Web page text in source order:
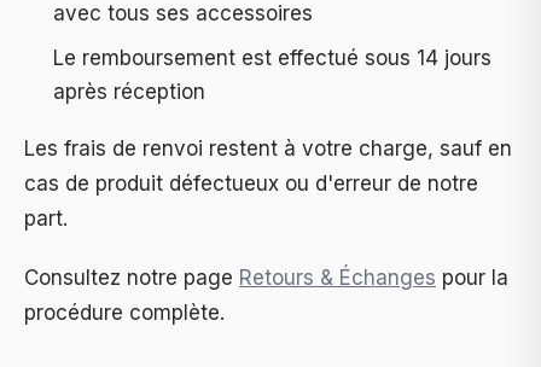
avec tous ses accessoires
Le remboursement est effectué sous 14 jours
après réception
Les frais de renvoi restent à votre charge, sauf en
cas de produit défectueux ou d'erreur de notre
part.
Consultez notre page Retours & Échanges pour la
procédure complète.